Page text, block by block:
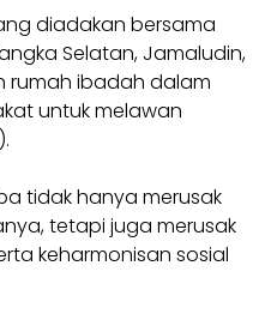
diadakan bersama
Selatan, Jamaludin,
rumah ibadah dalam
untuk melawan
tidak hanya merusak
tetapi juga merusak
keharmonisan sosial